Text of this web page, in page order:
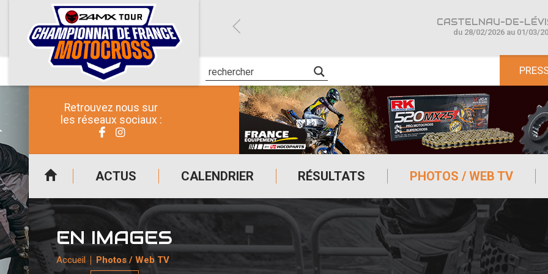
Retrouvez nous sur
les réseaux sociaux :
ACTUS CALENDRIER RÉSULTATS PHOTOS / WEB TV
CASTELNAU-DE-
du 28/02/2026 au 01/03/
EN IMAGES
Accueil
Photos / Web TV